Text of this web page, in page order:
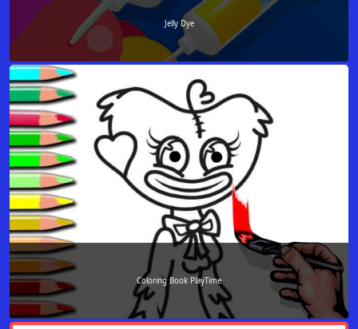
Jelly Dye
Coloring Book PlayTime